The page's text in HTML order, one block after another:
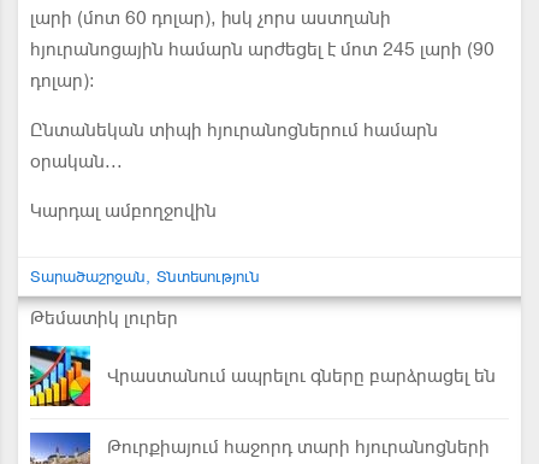
լարի (մոտ 60 դոլար), իսկ չորս աստղանի
հյուրանոցային համարն արժեցել է մոտ 245 լարի (90
դոլար):
Ընտանեկան տիպի հյուրանոցներում համարն
օրական...
Կարդալ ամբողջովին
Տարածաշրջան Տնտեսություն
Թեմատիկ լուրեր
Վրաստանում ապրելու գները բարձրացել են
Թուրքիայում հաջորդ տարի հյուրանոցների